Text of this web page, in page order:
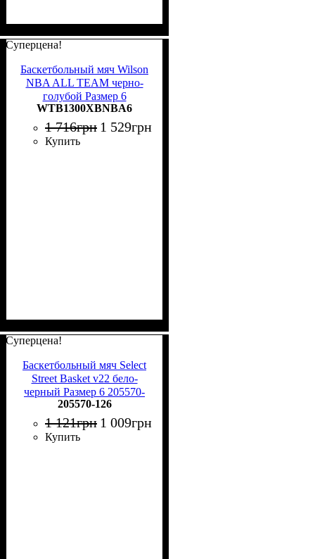
Суперцена!
Баскетбольный мяч Wilson
NBA ALL TEAM черно-
голубой Размер 6
WTB1300XBNBA6
WTB1300XBNBA6
1 716грн 1 529грн
Купить
Суперцена!
Баскетбольный мяч Select
Street Basket v22 бело-
черный Размер 6 205570-
126
205570-126
1 121грн 1 009грн
Купить